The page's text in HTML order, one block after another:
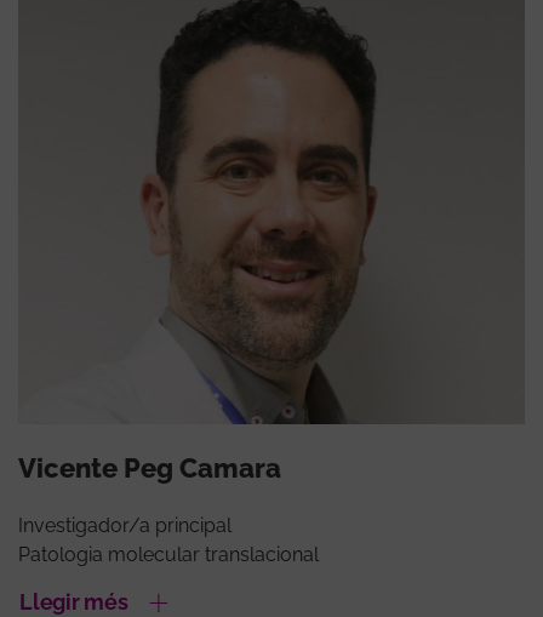
Vicente Peg Camara
Investigador/a principal
Patologia molecular translacional
Llegir més